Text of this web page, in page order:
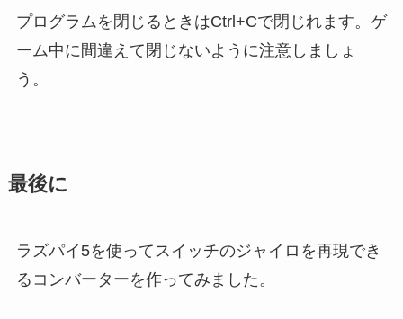
プログラムを閉じるときはCtrl+Cで閉じれます。ゲ
ーム中に間違えて閉じないように注意しましょ
う。
最後に
ラズパイ5を使ってスイッチのジャイロを再現でき
るコンバーターを作ってみました。